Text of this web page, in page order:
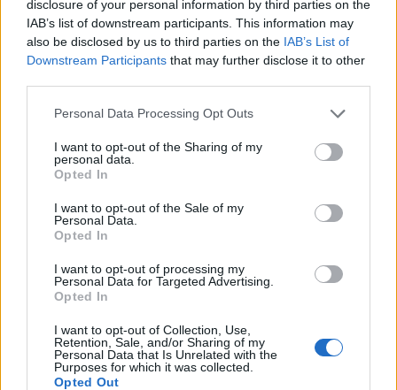
disclosure of your personal information by third parties on the
IAB’s list of downstream participants. This information may
also be disclosed by us to third parties on the IAB’s List of
Downstream Participants that may further disclose it to other
Personal Data Processing Opt Outs
I want to opt-out of the Sharing of my
personal data.
Opted In
I want to opt-out of the Sale of my
Personal Data.
Opted In
I want to opt-out of processing my
Personal Data for Targeted Advertising.
Opted In
I want to opt-out of Collection, Use,
Retention, Sale, and/or Sharing of my
Personal Data that Is Unrelated with the
Purposes for which it was collected.
Opted Out